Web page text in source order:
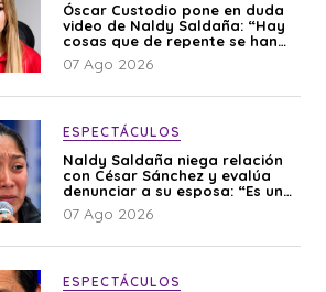
Óscar Custodio pone en duda
video de Naldy Saldaña: “Hay
cosas que de repente se han
editado”
07 Ago 2026
ESPECTÁCULOS
Naldy Saldaña niega relación
con César Sánchez y evalúa
denunciar a su esposa: “Es una
difamación”
07 Ago 2026
ESPECTÁCULOS